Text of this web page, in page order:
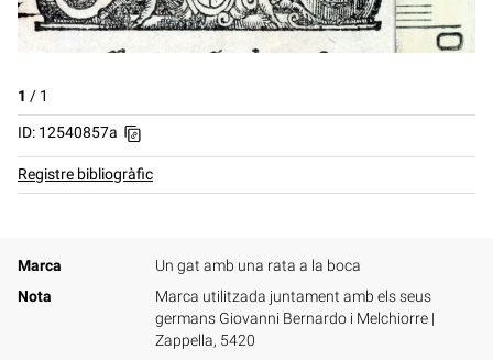
1 / 1
ID: 12540857a
Registre bibliogràfic
Marca
Un gat amb una rata a la boca
Nota
Marca utilitzada juntament amb els seus
germans Giovanni Bernardo i Melchiorre |
Zappella, 5420